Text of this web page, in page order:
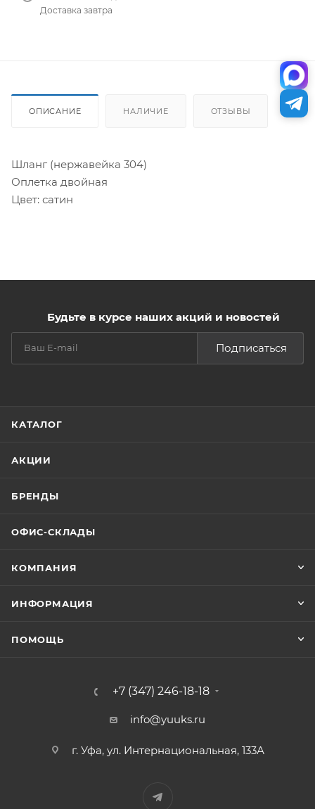
Доставка завтра
ОПИСАНИЕ НАЛИЧИЕ ОТЗЫВЫ
Шланг (нержавейка 304)
Оплетка двойная
Цвет: сатин
Будьте в курсе наших акций и новостей
Подписаться
КАТАЛОГ
АКЦИИ
БРЕНДЫ
ОФИС-СКЛАДЫ
КОМПАНИЯ
ИНФОРМАЦИЯ
ПОМОЩЬ
+7 (347) 246-18-18
info@yuuks.ru
г. Уфа, ул. Интернациональная, 133А